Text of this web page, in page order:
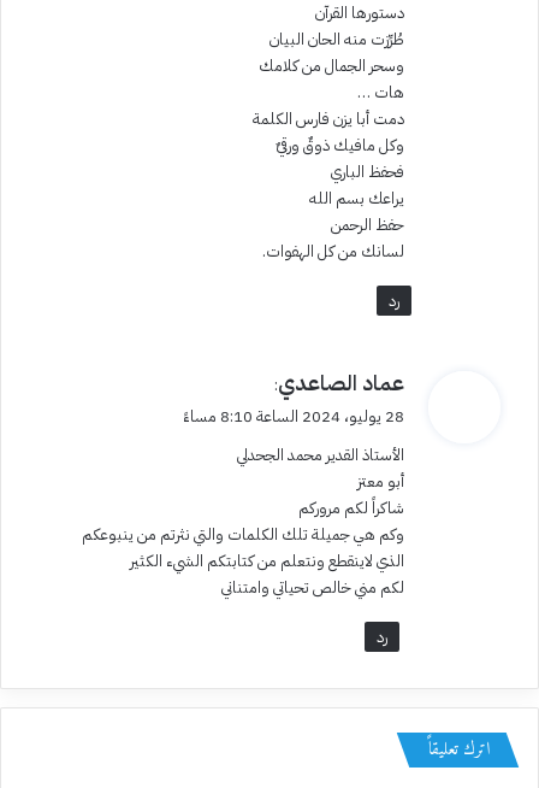
دستورها القرآن
طُرِّزت منه الحان البيان
وسحر الجمال من كلامك
هات …
دمت أبا يزن فارس الكلمة
وكل مافيك ذوقٌ ورقيٌ
فحفظ الباري
يراعك بسم الله
حفظ الرحمن
لسانك من كل الهفوات.
رد
ي
ل
عماد الصاعدي:
28 يوليو، 2024 الساعة 8:10 مساءً
الأستاذ القدير محمد الجحدلي
أبو معتز
شاكراً لكم مروركم
وكم هي جميلة تلك الكلمات والتي نثرتم من ينبوعكم
الذي لاينقطع ونتعلم من كتابتكم الشيء الكثير
لكم مني خالص تحياتي وامتناني
رد
اترك تعليقاً